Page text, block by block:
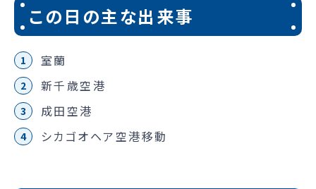
この日の主な出来事
室蘭
新千歳空港
成田空港
シカゴオヘア空港移動